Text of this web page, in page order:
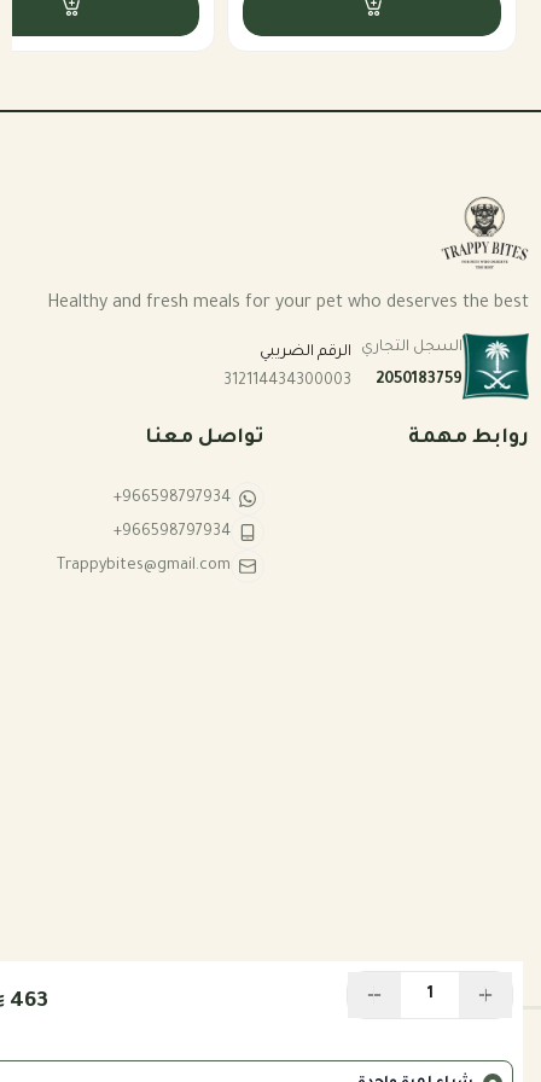
مثالي للكلاب الحساسة غذائيًا أو التي تعاني من
لامع.
طعم شهي يحفّز الكلاب على الأكل ويزيد من تقبّل
Bites؟
صُمم خصيصًا للكلاب التي لا تناسبها البروتينات
يجمع بين التنوع الغذائي والتوازن المثالي للعناصر
يمنح كلبك وجبات متكاملة تدعم نشاطه،
463
Healthy and fresh meals for your pet who deserves the best
السجل التجاري
2050183759
الرقم الضريبي
312114434300003
روابط مهمة تواصل معنا
+966598797934
+966598797934
Trappybites@gmail.com